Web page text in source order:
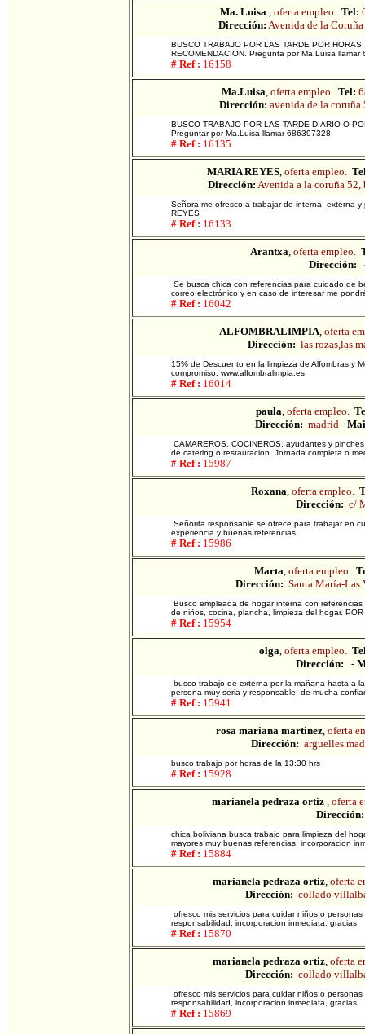
Ma. Luisa , oferta empleo. Tel:
Dirección: Avenida de la
BUSCO TRABAJO POR LAS TARDE POR
RECOMENDACION. Pregunta por Ma.Luisa
# Ref : 16158
Ma.Luisa, oferta empleo. Tel:
Dirección: avenida de la coruña
BUSCO TRABAJO POR LAS TARDE DIARIO O
Preguntar por Ma.Luisa llamar 686397328
# Ref : 16135
MARIA REYES, oferta empleo.
Dirección: Avenida a la coruña 52,
Señora me ofresco a trabajar de interna, externa
REYES
# Ref : 16133
Arantxa, oferta empleo.
Dirección:
Se busca chica con referencias para cuidado de
correo electrónico y en caso de interesar me
# Ref : 16042
ALFOMBRALIMPIA, oferta
Dirección: las rozas,las
15% de Descuento en la limpieza de Alfombras y
compromiso. www.alfombralimpia.es
# Ref : 16014
paula, oferta empleo.
Dirección: madrid -
CAMAREROS, COCINEROS, ayudantes y
de catering o restauracion. Jornada completa o
# Ref : 15987
Roxana, oferta empleo.
Dirección: c/
Señorita responsable se ofrece para trabajar en
experiencia y buenas referencias.
# Ref : 15986
Marta, oferta empleo.
Dirección: Santa María-Las
Busco empleada de hogar interna con
de niños, cocina, plancha, limpieza del hogar.
# Ref : 15954
olga, oferta empleo.
Dirección:
-
busco trabajo de externa por la mañana hasta a
persona muy seria y responsable, de mucha
# Ref : 15941
rosa mariana martinez, oferta
Dirección: arguelles
busco trabajo por horas de la 13:30 hrs
# Ref : 15928
marianela pedraza ortiz , oferta
Dirección:
chica boliviana busca trabajo para limpieza del
mayores muy buenas referencias, incorporacion
# Ref : 15884
marianela pedraza ortiz, oferta
Dirección: collado
ofresco mis servicios para cuidar niños o
responsabilidad, incorporacion inmediata, gracias
# Ref : 15870
marianela pedraza ortiz, oferta
Dirección: collado
ofresco mis servicios para cuidar niños o
responsabilidad, incorporacion inmediata, gracias
# Ref : 15869